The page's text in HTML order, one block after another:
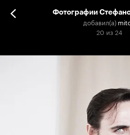
Фотографии
добавил(а)
20 из 24